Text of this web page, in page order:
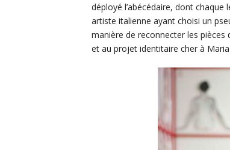
déployé l’abécédaire, dont
artiste italienne ayant choisi un
manière de reconnecter les
et au projet identitaire cher à